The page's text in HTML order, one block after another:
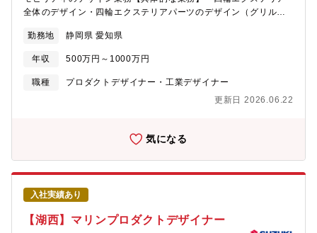
全体のデザイン・四輪エクステリアパーツのデザイン（グリルや
ンテリアパーツのデザイン（シート、ステアリング、シフトノブ
等）・電動モビリティ（セニアカーなど）のデザイン先行開発、
及び量産車開発において、エクステリア/インテリアのデザイナー
としてアイデアスケッチ提案、デザインモデルへの指示、量産化
ていただきます。≪採用背景≫これからますますグローバルな成
ない、外部からの視点を期待しています。いわゆるタコツボには
まらないためにも、ご自身が経験した外部からの視点で活発な意
見を求めています。≪部門のミッション、ビジョン≫スズキの四
輪デザイン部が目指している事は、期待を超えるデザインです！
それを称して「凸するデザイン」と呼んでいます。お客様に「お
っ、コレ！コレ！」と共感いただけるお客様の期待を超えた凸す
るデザインを発信していきたいと日々考えています。≪配属部署
≫・配属される部門名称：商品企画本部 四輪デザイン部・配属
勤務地 静岡県 愛知県
年収 500万円～1000万円
職種
プロダクトデザイナー・工業デザイナー
更新日 2026.06.22
気になる
入社実績あり
【湖西】マリンプロダクトデザイナー